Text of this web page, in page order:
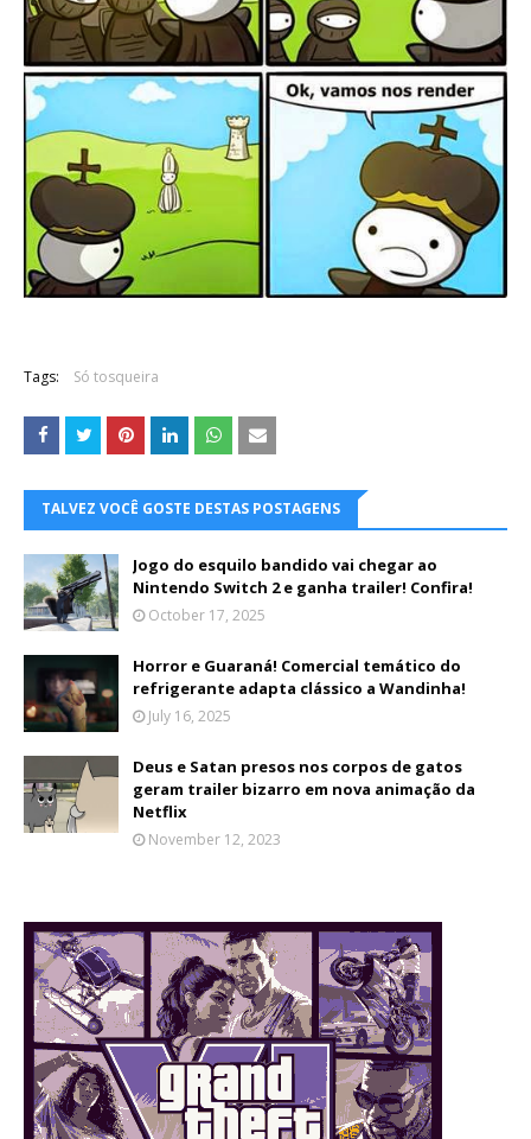
Tags: Só tosqueira
TALVEZ VOCÊ GOSTE DESTAS POSTAGENS
Jogo do esquilo bandido vai chegar ao
Nintendo Switch 2 e ganha trailer! Confira!
October 17, 2025
Horror e Guaraná! Comercial temático do
refrigerante adapta clássico a Wandinha!
July 16, 2025
Deus e Satan presos nos corpos de gatos
geram trailer bizarro em nova animação da
Netflix
November 12, 2023